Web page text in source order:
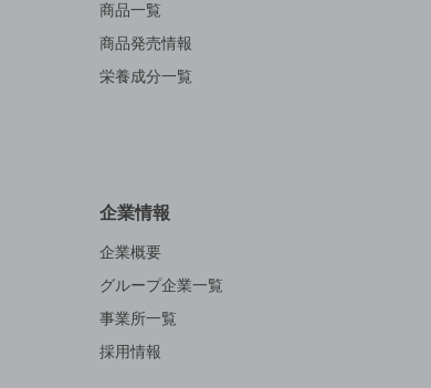
商品一覧
商品発売情報
栄養成分一覧
企業情報
企業概要
グループ企業一覧
事業所一覧
採用情報